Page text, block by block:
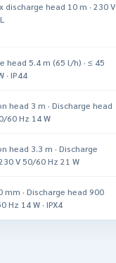
discharge head 10 m · 230 V
head 5.4 m (65 l/h) · ≤ 45
· IP44
head 3 m · Discharge head
60 Hz 14 W
head 3.3 m · Discharge
V 50/60 Hz 21 W
· Discharge head 900
Hz 14 W · IPX4